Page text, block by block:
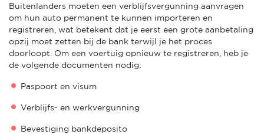
Buitenlanders moeten een verblijfsvergunning aanvragen
om hun auto permanent te kunnen importeren en
registreren, wat betekent dat je eerst een grote aanbetaling
opzij moet zetten bij de bank terwijl je het proces
doorloopt. Om een voertuig opnieuw te registreren, heb je
de volgende documenten nodig:
Paspoort en visum
Verblijfs- en werkvergunning
Bevestiging bankdeposito